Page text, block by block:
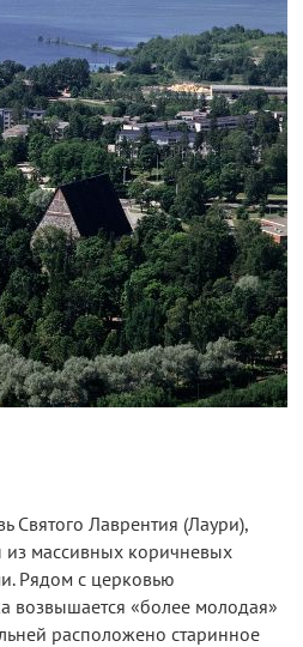
Святого Лаврентия (Лаури),
из массивных коричневых
Рядом с церковью
возвышается «более молодая»
расположено старинное